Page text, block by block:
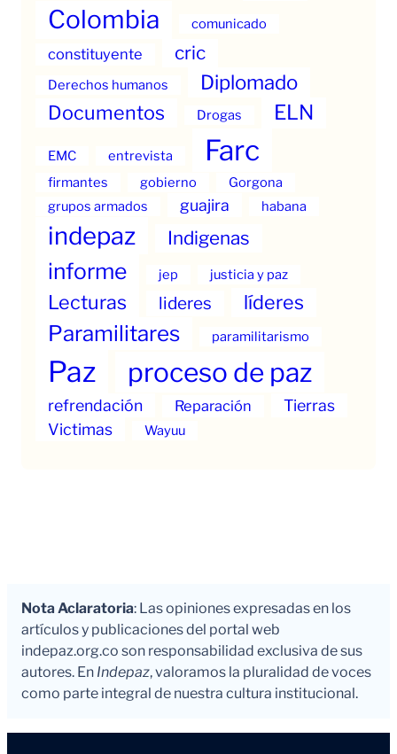
Colombia comunicado
constituyente cric
Derechos humanos Diplomado
Documentos Drogas ELN
EMC entrevista Farc
firmantes gobierno
Gorgona
grupos armados
guajira habana
indepaz Indigenas
informe jep justicia y paz
Lecturas lideres líderes
Paramilitares paramilitarismo
Paz proceso de paz
refrendación Reparación
Tierras
Victimas
Wayuu
Nota Aclaratoria: Las opiniones expresadas en los
artículos y publicaciones del portal web
indepaz.org.co son responsabilidad exclusiva de sus
autores. En Indepaz, valoramos la pluralidad de voces
como parte integral de nuestra cultura institucional.